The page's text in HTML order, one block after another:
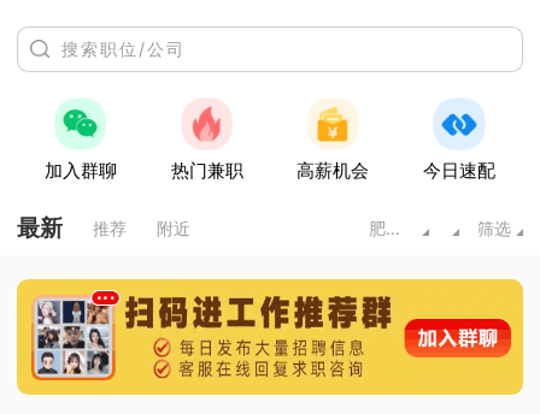
加入群聊 热门兼职 高薪机会 今日速配
最新 推荐 附近 肥城市 筛选